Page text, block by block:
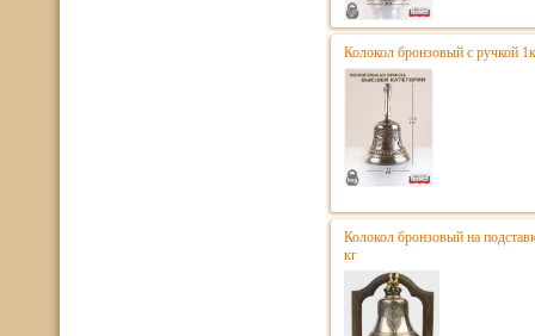
Колокол бронзовый с ручкой
Колокол бронзовый на
кг